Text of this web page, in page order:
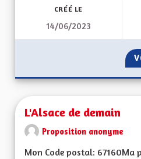
CRÉÉ LE
14/06/2023
L'Alsace de demain
Proposition anonyme
Mon Code postal: 67160Ma